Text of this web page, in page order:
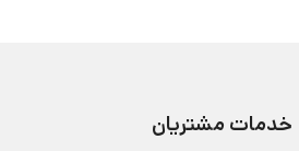
خدمات مشتریان